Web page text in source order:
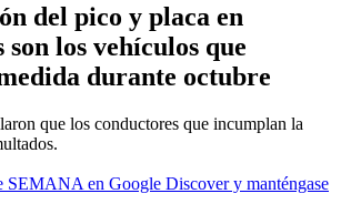
del pico y placa en
son los vehículos que
durante octubre
que los conductores que incumplan la
SEMANA en Google Discover y manténgase